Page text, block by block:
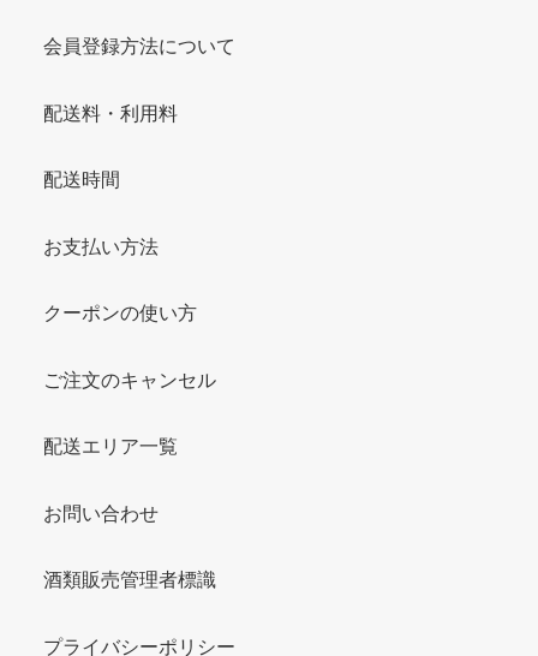
会員登録方法について
配送料・利用料
配送時間
お支払い方法
クーポンの使い方
ご注文のキャンセル
配送エリア一覧
お問い合わせ
酒類販売管理者標識
プライバシーポリシー